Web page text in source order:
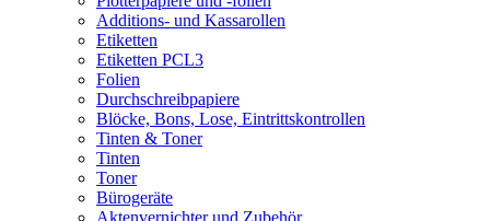
Additions- und Kassarollen
Etiketten
Etiketten PCL3
Folien
Durchschreibpapiere
Blöcke, Bons, Lose, Eintrittskontrollen
Tinten & Toner
Tinten
Toner
Bürogeräte